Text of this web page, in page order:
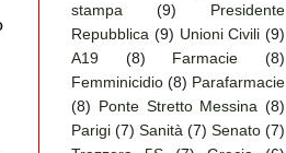
stampa
(9)
Presidente
Repubblica (9) Unioni Civili (9)
A19
(8) Farmacie
(8)
Femminicidio (8) Parafarmacie
(8) Ponte Stretto Messina (8)
Parigi (7) Sanità (7) Senato (7)